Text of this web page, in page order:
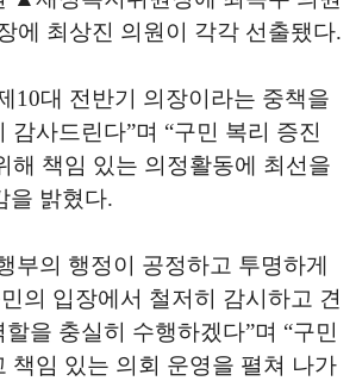
에 최상진 의원이 각각 선출됐다.
10대 전반기 의장이라는 중책을
감사드린다”며 “구민 복리 증진
해 책임 있는 의정활동에 최선을
을 밝혔다.
부의 행정이 공정하고 투명하게
의 입장에서 철저히 감시하고 견
을 충실히 수행하겠다”며 “구민
책임 있는 의회 운영을 펼쳐 나가